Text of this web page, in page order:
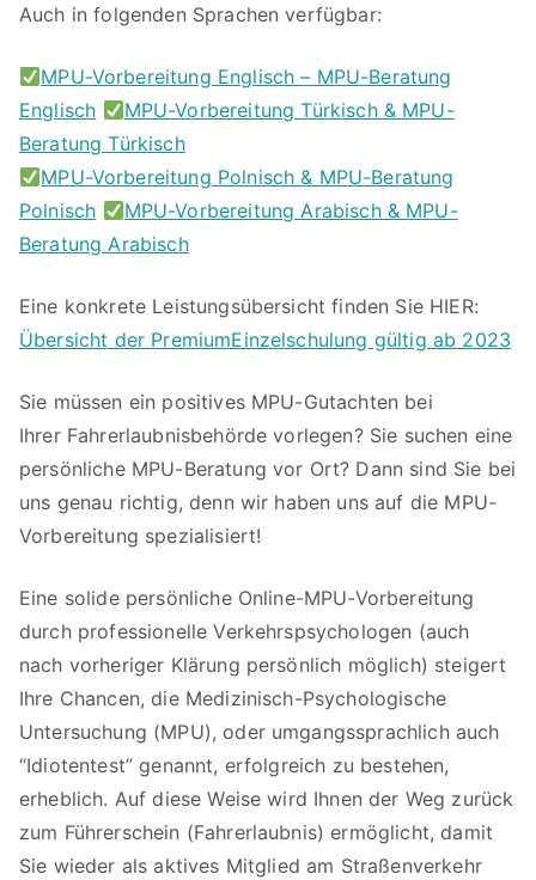
Auch in folgenden Sprachen verfügbar:
MPU-Vorbereitung Englisch – MPU-Beratung
Englisch
MPU-Vorbereitung Türkisch & MPU-
Beratung Türkisch
MPU-Vorbereitung Polnisch & MPU-Beratung
Polnisch
MPU-Vorbereitung Arabisch & MPU-
Beratung Arabisch
Eine konkrete Leistungsübersicht finden Sie HIER:
Übersicht der PremiumEinzelschulung gültig ab 2023
Sie müssen ein positives MPU-Gutachten bei
Ihrer Fahrerlaubnisbehörde vorlegen? Sie suchen eine
persönliche MPU-Beratung vor Ort? Dann sind Sie bei
uns genau richtig, denn wir haben uns auf die MPU-
Vorbereitung spezialisiert!
Eine solide persönliche Online-MPU-Vorbereitung
durch professionelle Verkehrspsychologen (auch
nach vorheriger Klärung persönlich möglich) steigert
Ihre Chancen, die Medizinisch-Psychologische
Untersuchung (MPU), oder umgangssprachlich auch
“Idiotentest” genannt, erfolgreich zu bestehen,
erheblich. Auf diese Weise wird Ihnen der Weg zurück
zum Führerschein (Fahrerlaubnis) ermöglicht, damit
Sie wieder als aktives Mitglied am Straßenverkehr